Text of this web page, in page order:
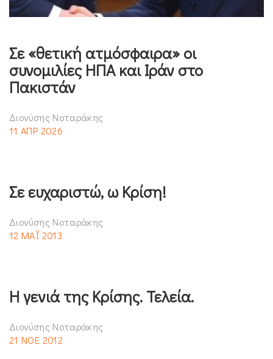
Σε «θετική ατμόσφαιρα» οι
συνομιλίες ΗΠΑ και Ιράν στο
Πακιστάν
Διονύσης Νοταράκης
11 ΑΠΡ 2026
Σε ευχαριστώ, ω Κρίση!
Διονύσης Νοταράκης
12 ΜΑΪ 2013
Η γενιά της Κρίσης. Τελεία.
Διονύσης Νοταράκης
21 ΝΟΕ 2012